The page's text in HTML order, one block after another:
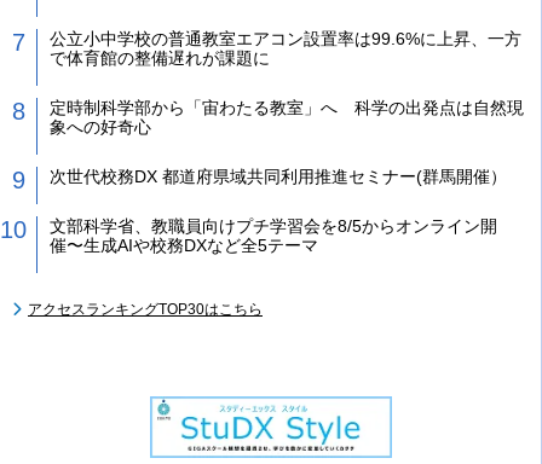
公立小中学校の普通教室エアコン設置率は99.6%に上昇、一方
で体育館の整備遅れが課題に
定時制科学部から「宙わたる教室」へ 科学の出発点は自然現
象への好奇心
次世代校務DX 都道府県域共同利用推進セミナー(群馬開催）
文部科学省、教職員向けプチ学習会を8/5からオンライン開
催〜生成AIや校務DXなど全5テーマ
アクセスランキングTOP30はこちら